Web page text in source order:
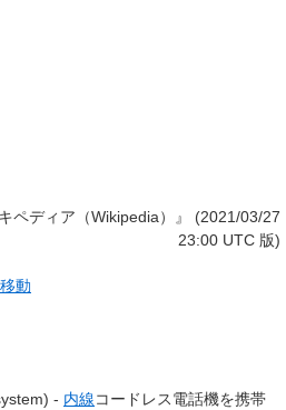
ペディア（Wikipedia）』 (2021/03/27
23:00 UTC 版)
動
- 内線コードレス電話機を携帯